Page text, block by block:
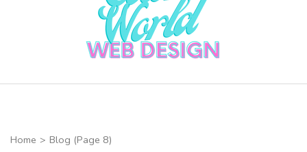
CẤP
Home > Blog (Page 8)